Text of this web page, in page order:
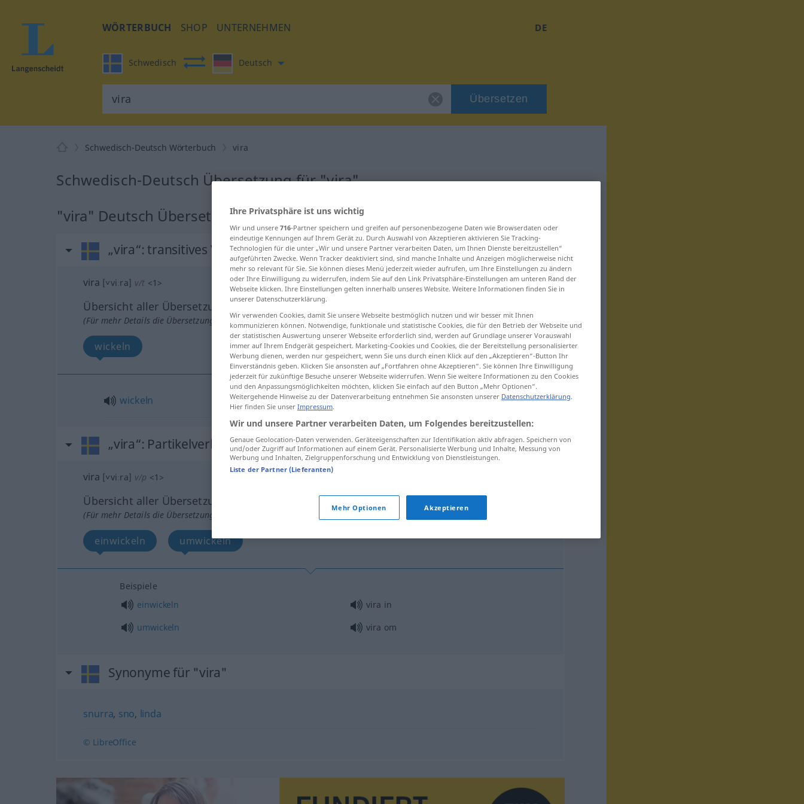
WÖRTERBUCH SHOP UNTERNEHMEN DE
Schwedisch Deutsch
Übersetzen
Schwedisch-Deutsch Wörterbuch vira
Schwedisch-Deutsch Übersetzung für "vira"
"vira" Deutsch Übersetzung
„vira“: transitives Verb, transitives Zeitwort
vira [˅viːra] v/t <1 >
Übersicht aller Übersetzungen
(Für mehr Details die Übersetzung anklicken/antippen)
wickeln
wickeln vira
„vira“: Partikelverb
vira [˅viːra] v/p <1 >
Übersicht aller Übersetzungen
(Für mehr Details die Übersetzung anklicken/antippen)
einwickeln umwickeln
Beispiele
einwickeln
vira in
umwickeln
vira om
Synonyme für "vira"
snurra, sno, linda
© LibreOffice
Ihre Privatsphäre ist uns wichtig
Wir und unsere 716-Partner speichern und greifen auf personenbezogene Daten wie Browserdaten oder
eindeutige Kennungen auf Ihrem Gerät zu. Durch Auswahl von Akzeptieren aktivieren Sie Tracking-
Technologien für die unter „Wir und unsere Partner verarbeiten Daten, um Ihnen Dienste bereitzustellen“
aufgeführten Zwecke. Wenn Tracker deaktiviert sind, sind manche Inhalte und Anzeigen möglicherweise nicht
mehr so relevant für Sie. Sie können dieses Menü jederzeit wieder aufrufen, um Ihre Einstellungen zu ändern
oder Ihre Einwilligung zu widerrufen, indem Sie auf den Link Privatsphäre-Einstellungen am unteren Rand der
Webseite klicken. Ihre Einstellungen gelten innerhalb unseres Website. Weitere Informationen finden Sie in
unserer Datenschutzerklärung.
Wir verwenden Cookies, damit Sie unsere Webseite bestmöglich nutzen und wir besser mit Ihnen
kommunizieren können. Notwendige, funktionale und statistische Cookies, die für den Betrieb der Webseite und
der statistischen Auswertung unserer Webseite erforderlich sind, werden auf Grundlage unserer Vorauswahl
immer auf Ihrem Endgerät gespeichert. Marketing-Cookies und Cookies, die der Bereitstellung personalisierter
Werbung dienen, werden nur gespeichert, wenn Sie uns durch einen Klick auf den „Akzeptieren“-Button Ihr
Einverständnis geben. Klicken Sie ansonsten auf „Fortfahren ohne Akzeptieren“. Sie können Ihre Einwilligung
jederzeit für zukünftige Besuche unserer Webseite widerrufen. Wenn Sie weitere Informationen zu den Cookies
und den Anpassungsmöglichkeiten möchten, klicken Sie einfach auf den Button „Mehr Optionen“.
Weitergehende Hinweise zu der Datenverarbeitung entnehmen Sie ansonsten unserer Datenschutzerklärung.
Hier finden Sie unser Impressum.
Wir und unsere Partner verarbeiten Daten, um Folgendes bereitzustellen:
Genaue Geolocation-Daten verwenden. Geräteeigenschaften zur Identifikation aktiv abfragen. Speichern von
und/oder Zugriff auf Informationen auf einem Gerät. Personalisierte Werbung und Inhalte, Messung von
Werbung und Inhalten, Zielgruppenforschung und Entwicklung von Dienstleistungen.
Liste der Partner (Lieferanten)
Mehr Optionen Akzeptieren